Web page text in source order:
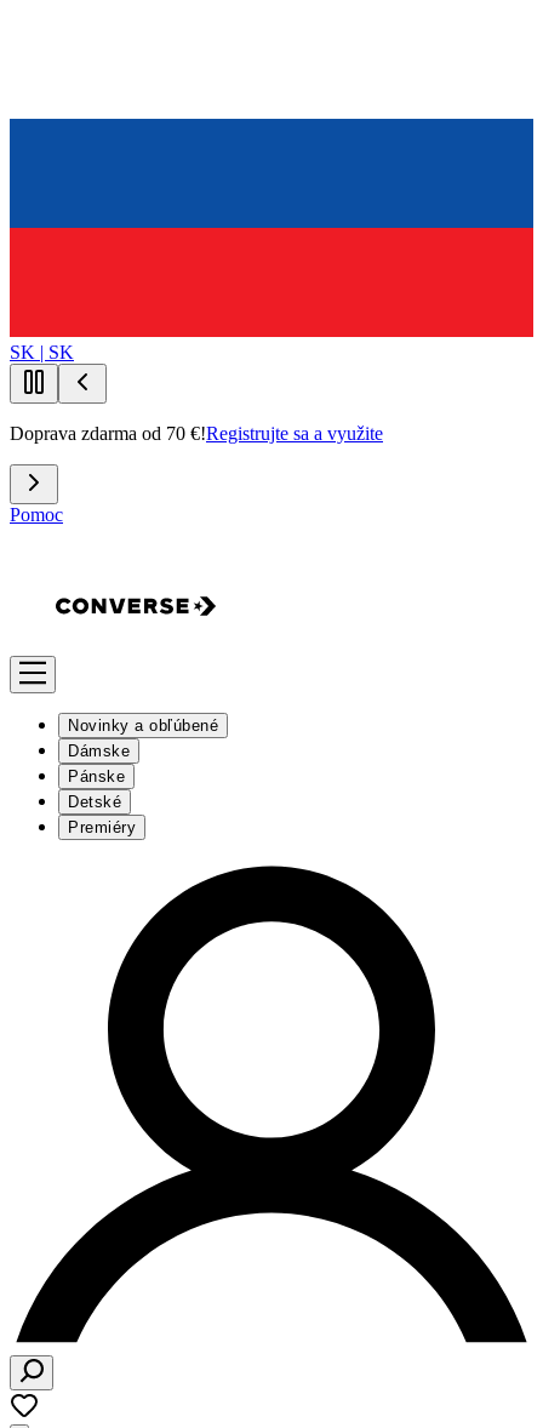
SK | SK
Doprava zdarma od 70 €!Registrujte sa a využite
Pomoc
Novinky a obľúbené
Dámske
Pánske
Detské
Premiéry